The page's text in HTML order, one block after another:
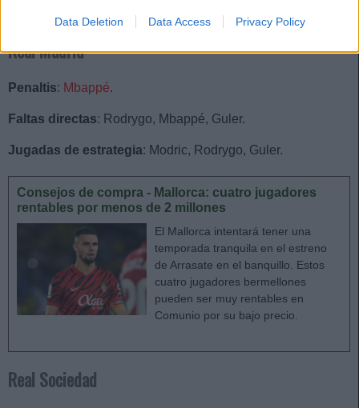
Data Deletion Data Access Privacy Policy
Real Madrid
Penaltis: Mbappé.
Faltas directas: Rodrygo, Mbappé, Guler.
Jugadas de estrategia: Modric, Rodrygo, Guler.
Consejos de compra - Mallorca: cuatro jugadores
rentables por menos de 2 millones
El Mallorca intentará tener una
temporada tranquila en el estreno
de Arrasate en el banquillo. Estos
cuatro jugadores bermellones
pueden ser muy rentables en
Comunio por su bajo precio.
Real Sociedad